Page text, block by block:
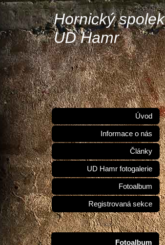
Hornický spolek
UD Hamr
Úvod
Informace o nás
Články
UD Hamr fotogalerie
Fotoalbum
Registrovaná sekce
Fotoalbum